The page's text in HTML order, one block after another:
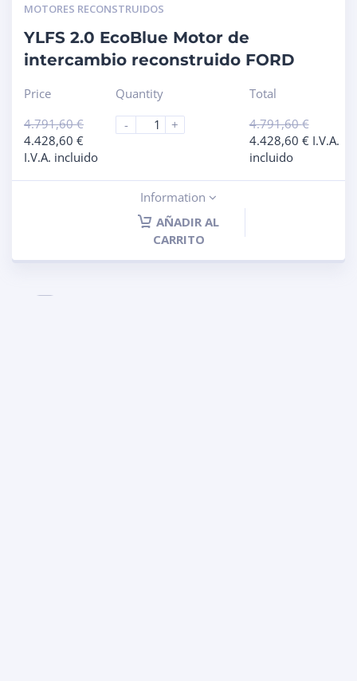
MOTORES RECONSTRUIDOS
YLFS 2.0 EcoBlue Motor de
intercambio reconstruido FORD
Price
4.791,60€
4.428,60 €
I.V.A. incluido
Quantity
-
+
Total
4.791,60€
4.428,60 € I.V.A.
incluido
Information
AÑADIR AL
CARRITO